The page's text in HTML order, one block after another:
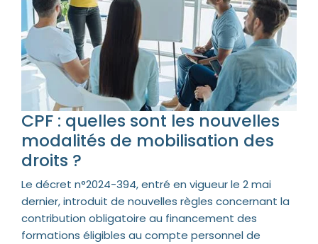
CPF : quelles sont les nouvelles
modalités de mobilisation des
droits ?
Le décret n°2024-394, entré en vigueur le 2 mai
dernier, introduit de nouvelles règles concernant la
contribution obligatoire au financement des
formations éligibles au compte personnel de